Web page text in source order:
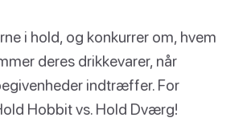
i hold, og konkurrer om, hvem
deres drikkevarer, når
indtræffer. For
Hobbit vs. Hold Dværg!